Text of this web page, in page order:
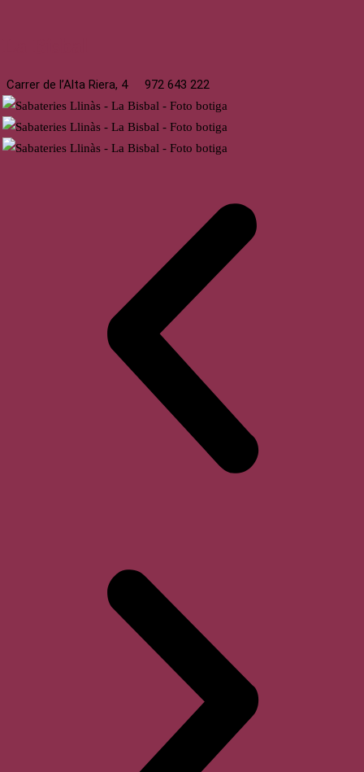
Carrer de l’Alta Riera, 4 972 643 222